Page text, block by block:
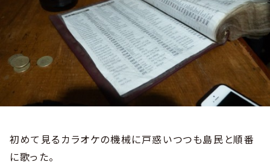
初めて見るカラオケの機械に戸惑いつつも島民と順番
に歌った。